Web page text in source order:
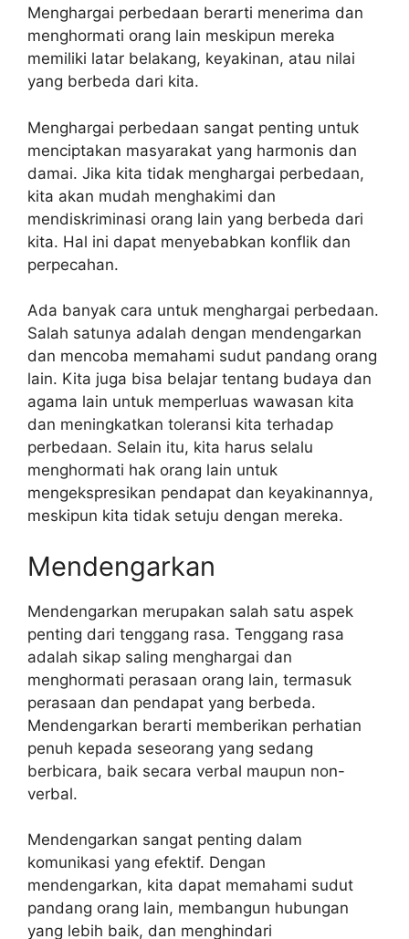
Menghargai perbedaan berarti menerima dan
menghormati orang lain meskipun mereka
memiliki latar belakang, keyakinan, atau nilai
yang berbeda dari kita.
Menghargai perbedaan sangat penting untuk
menciptakan masyarakat yang harmonis dan
damai. Jika kita tidak menghargai perbedaan,
kita akan mudah menghakimi dan
mendiskriminasi orang lain yang berbeda dari
kita. Hal ini dapat menyebabkan konflik dan
perpecahan.
Ada banyak cara untuk menghargai perbedaan.
Salah satunya adalah dengan mendengarkan
dan mencoba memahami sudut pandang orang
lain. Kita juga bisa belajar tentang budaya dan
agama lain untuk memperluas wawasan kita
dan meningkatkan toleransi kita terhadap
perbedaan. Selain itu, kita harus selalu
menghormati hak orang lain untuk
mengekspresikan pendapat dan keyakinannya,
meskipun kita tidak setuju dengan mereka.
Mendengarkan
Mendengarkan merupakan salah satu aspek
penting dari tenggang rasa. Tenggang rasa
adalah sikap saling menghargai dan
menghormati perasaan orang lain, termasuk
perasaan dan pendapat yang berbeda.
Mendengarkan berarti memberikan perhatian
penuh kepada seseorang yang sedang
berbicara, baik secara verbal maupun non-
verbal.
Mendengarkan sangat penting dalam
komunikasi yang efektif. Dengan
mendengarkan, kita dapat memahami sudut
pandang orang lain, membangun hubungan
yang lebih baik, dan menghindari